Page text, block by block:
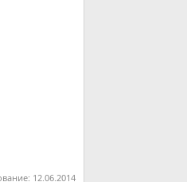
12.06.2014